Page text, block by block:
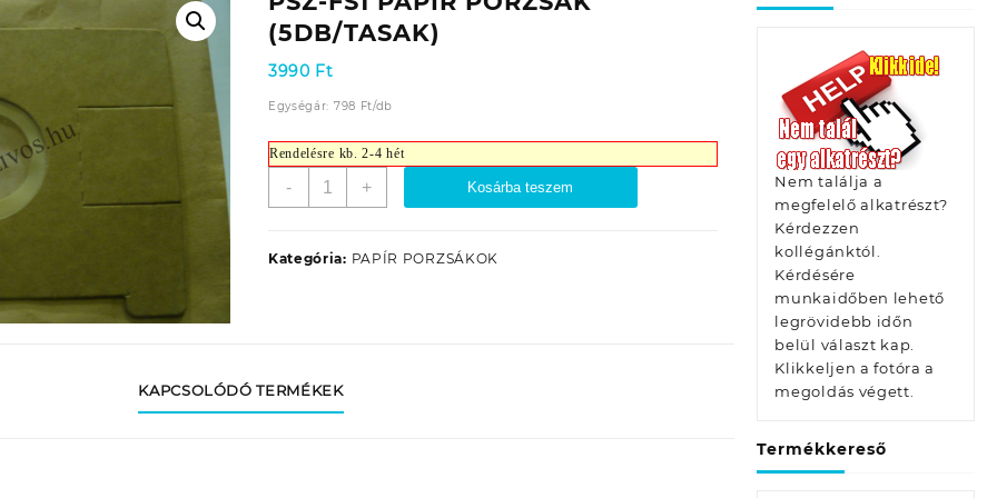
(5DB/TASAK)
3990 Ft
Egységár: 798 Ft/db
Rendelésre kb. 2-4 hét
-
PSZ-
PORZSÁK
(5DB/TASAK)
+ Kosárba teszem
Kategória: PAPÍR PORZSÁKOK
KAPCSOLÓDÓ TERMÉKEK
Nem találja a
megfelelő alkatrészt?
Kérdezzen
kollégánktól.
Kérdésére
munkaidőben lehető
legrövidebb időn
belül választ kap.
Klikkeljen a fotóra a
megoldás végett.
Termékkereső